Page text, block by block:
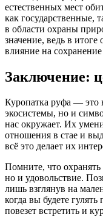
естественных мест
как государственные,
в области охраны
значение, ведь в итоге
влияние на
Заключение:
Куропатка руфа — это
экосистемы, но и
нас окружает. Их
отношения в стае и
всё это делает их
Помните, что
но и удовольствие.
лишь взглянув на
когда вы будете
повезет встретить и